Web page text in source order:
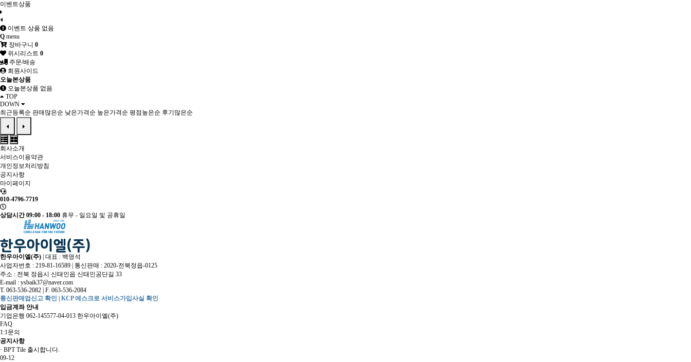
이벤트상품
이벤트 상품 없음
Q menu
장바구니 0
위시리스트 0
주문/배송
회원사이드
오늘본상품
오늘본상품 없음
TOP
DOWN
최근등록순 판매많은순 낮은가격순 높은가격순 평점높은순 후기많은순
회사소개
서비스이용약관
개인정보처리방침
공지사항
마이페이지
010-4796-7719
상담시간 09:00 - 18:00 휴무 - 일요일 및 공휴일
한우아이엘(주) 대표 : 백영석
사업자번호 : 219-81-16589
통신판매 : 2020-전북정읍-0125
주소 : 전북 정읍시 신태인읍 신태인공단길 33
E-mail : ysbaik37@naver.com
T. 063-536-2082 F. 063-536-2084
통신판매업신고 확인
KCP 에스크로 서비스가입사실 확인
입금계좌 안내
기업은행 062-145577-04-013 한우아이엘(주)
FAQ
1:1문의
공지사항
· BPT Tile 출시합니다.
09-12